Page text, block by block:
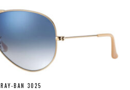
RAY-BAN 3025